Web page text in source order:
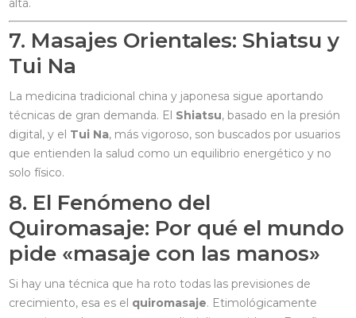
alta.
7. Masajes Orientales: Shiatsu y
Tui Na
La medicina tradicional china y japonesa sigue aportando
técnicas de gran demanda. El Shiatsu, basado en la presión
digital, y el Tui Na, más vigoroso, son buscados por usuarios
que entienden la salud como un equilibrio energético y no
solo físico.
8. El Fenómeno del
Quiromasaje: Por qué el mundo
pide «masaje con las manos»
Si hay una técnica que ha roto todas las previsiones de
crecimiento, esa es el quiromasaje. Etimológicamente